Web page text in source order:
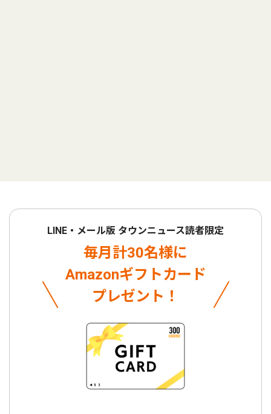
LINE・メール版 タウンニュース読者限定
毎月計30名様に
Amazonギフトカード
プレゼント！